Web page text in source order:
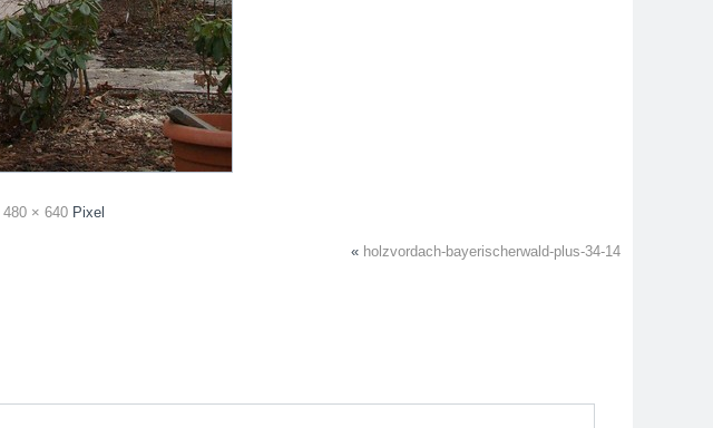
480 × 640 Pixel
« holzvordach-bayerischerwald-plus-34-14